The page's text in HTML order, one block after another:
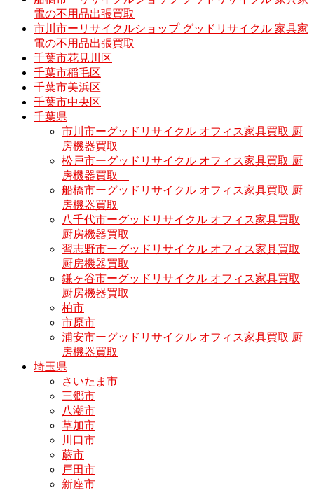
電の不用品出張買取
市川市ーリサイクルショップ グッドリサイクル 家具家
電の不用品出張買取
千葉市花見川区
千葉市稲毛区
千葉市美浜区
千葉市中央区
千葉県
市川市ーグッドリサイクル オフィス家具買取 厨
房機器買取
松戸市ーグッドリサイクル オフィス家具買取 厨
房機器買取
船橋市ーグッドリサイクル オフィス家具買取 厨
房機器買取
八千代市ーグッドリサイクル オフィス家具買取
厨房機器買取
習志野市ーグッドリサイクル オフィス家具買取
厨房機器買取
鎌ヶ谷市ーグッドリサイクル オフィス家具買取
厨房機器買取
柏市
市原市
浦安市ーグッドリサイクル オフィス家具買取 厨
房機器買取
埼玉県
さいたま市
三郷市
八潮市
草加市
川口市
蕨市
戸田市
新座市